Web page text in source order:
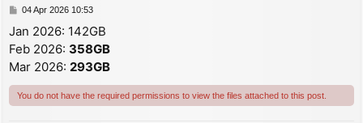
P
s
t
04 Apr 2026 10:53
Jan 2026: 142GB
Feb 2026: 358GB
Mar 2026: 293GB
You do not have the required permissions to view the files attached to this post.